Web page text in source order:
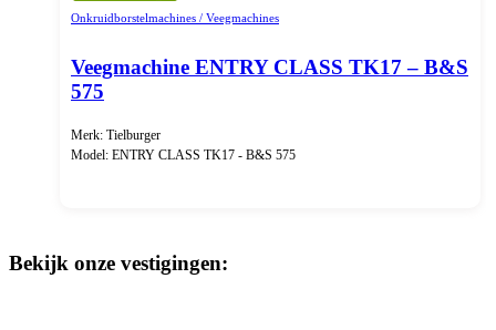
Onkruidborstelmachines / Veegmachines
Veegmachine ENTRY CLASS TK17 – B&S
575
Merk: Tielburger
Model: ENTRY CLASS TK17 - B&S 575
Bekijk onze vestigingen: